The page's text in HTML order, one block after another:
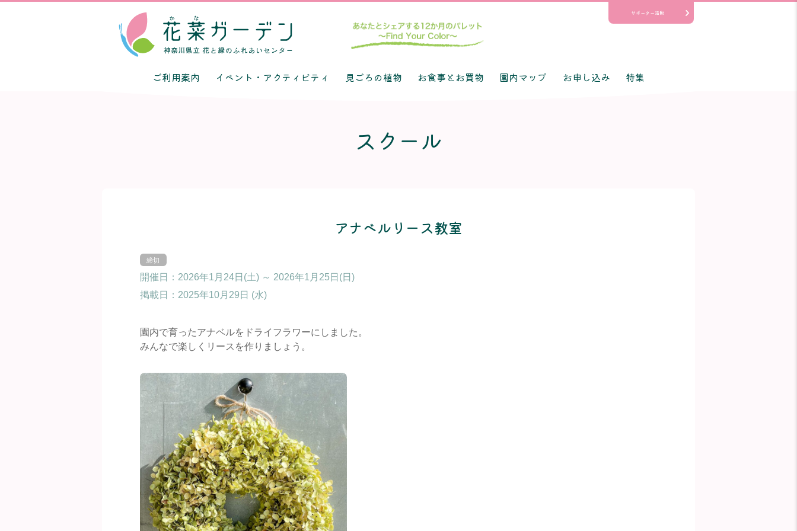
サポーター活動
ご利用案内 イベント・アクティビティ 見ごろの植物 お食事とお買物 園内マップ お申し込み 特集
スクール
アナベルリース教室
開催日：2026年1月24日(土) ～ 2026年1月25日(日)
掲載日： 2025年10月29日 (水)
園内で育ったアナベルをドライフラワーにしました。
みんなで楽しくリースを作りましょう。